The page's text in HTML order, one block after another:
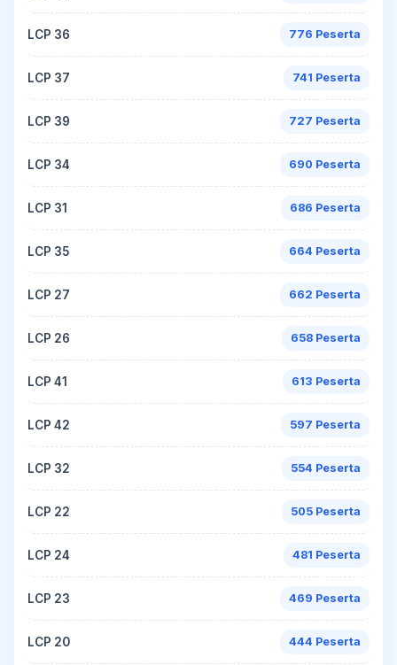
LCP 36 776 Peserta
LCP 37 741 Peserta
LCP 39 727 Peserta
LCP 34 690 Peserta
LCP 31 686 Peserta
LCP 35 664 Peserta
LCP 27 662 Peserta
LCP 26 658 Peserta
LCP 41 613 Peserta
LCP 42 597 Peserta
LCP 32 554 Peserta
LCP 22 505 Peserta
LCP 24 481 Peserta
LCP 23 469 Peserta
LCP 20 444 Peserta